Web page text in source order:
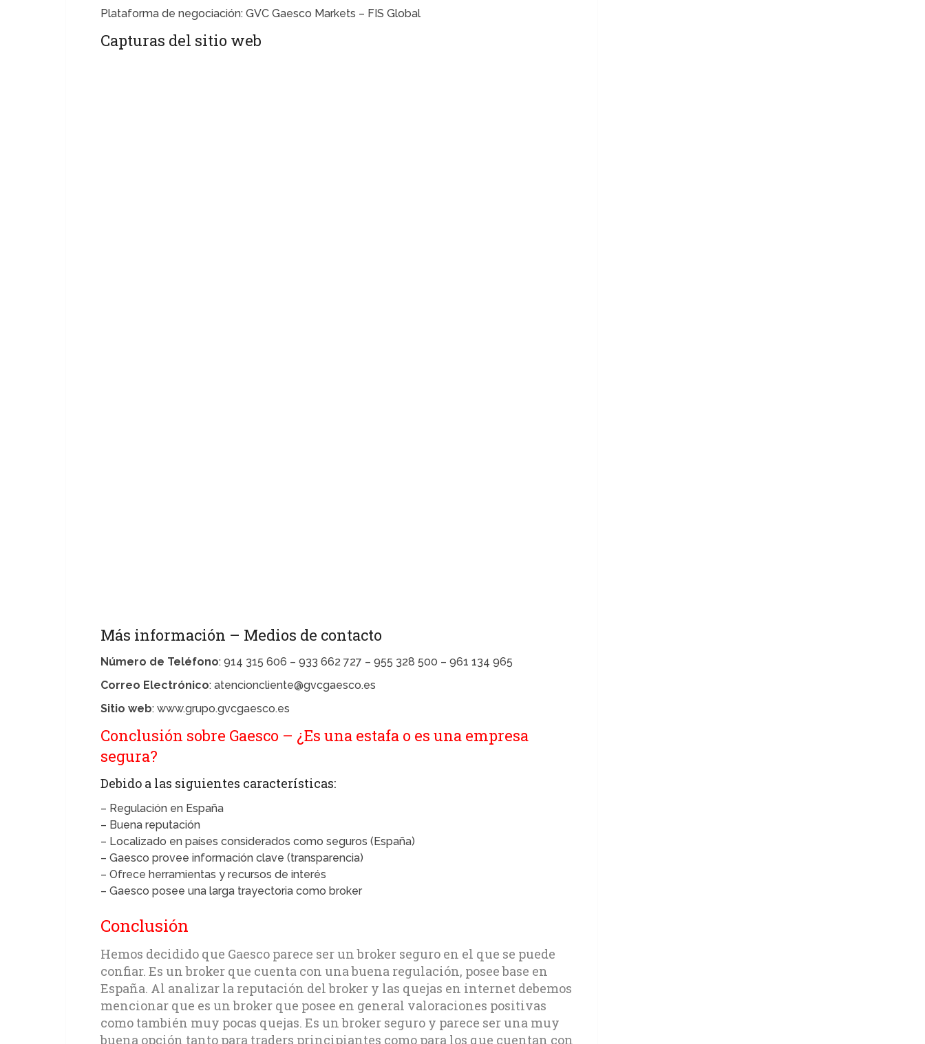
Plataforma de negociación: GVC Gaesco Markets – FIS Global
Capturas del sitio web
Más información – Medios de contacto
Número de Teléfono: 914 315 606 – 933 662 727 – 955 328 500 – 961 134 965
Correo Electrónico: atencioncliente@gvcgaesco.es
Sitio web: www.grupo.gvcgaesco.es
Conclusión sobre Gaesco – ¿Es una estafa o es una empresa
segura?
Debido a las siguientes características:
– Regulación en España
– Buena reputación
– Localizado en países considerados como seguros (España)
– Gaesco provee información clave (transparencia)
– Ofrece herramientas y recursos de interés
– Gaesco posee una larga trayectoria como broker
Conclusión
Hemos decidido que Gaesco parece ser un broker seguro en el que se puede
confiar. Es un broker que cuenta con una buena regulación, posee base en
España. Al analizar la reputación del broker y las quejas en internet debemos
mencionar que es un broker que posee en general valoraciones positivas
como también muy pocas quejas. Es un broker seguro y parece ser una muy
buena opción tanto para traders principiantes como para los que cuentan con